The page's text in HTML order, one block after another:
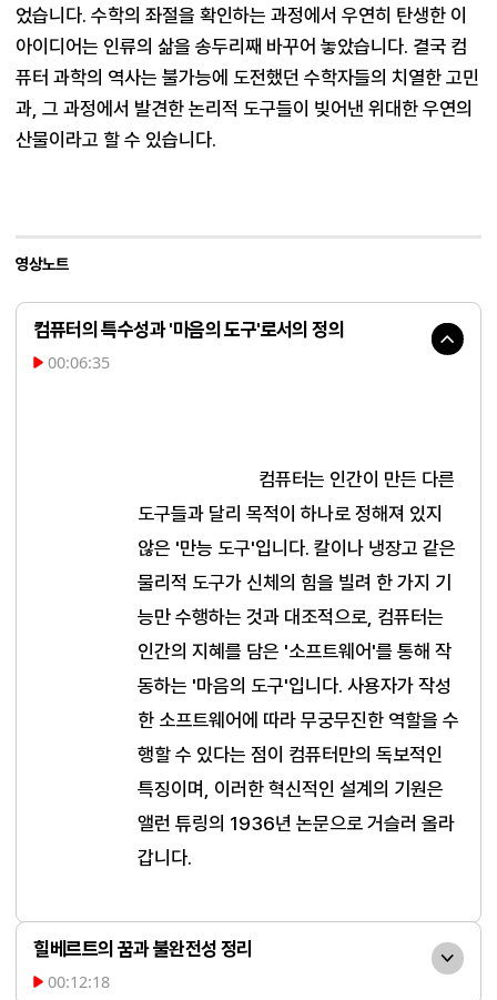
었습니다. 수학의 좌절을 확인하는 과정에서 우연히 탄생한 이
아이디어는 인류의 삶을 송두리째 바꾸어 놓았습니다. 결국 컴
퓨터 과학의 역사는 불가능에 도전했던 수학자들의 치열한 고민
과, 그 과정에서 발견한 논리적 도구들이 빚어낸 위대한 우연의
산물이라고 할 수 있습니다.
영상노트
컴퓨터의 특수성과 '마음의 도구'로서의 정의
00:06:35
컴퓨터는 인간이 만든 다른
도구들과 달리 목적이 하나로 정해져 있지
않은 '만능 도구'입니다. 칼이나 냉장고 같은
물리적 도구가 신체의 힘을 빌려 한 가지 기
능만 수행하는 것과 대조적으로, 컴퓨터는
인간의 지혜를 담은 '소프트웨어'를 통해 작
동하는 '마음의 도구'입니다. 사용자가 작성
한 소프트웨어에 따라 무궁무진한 역할을 수
행할 수 있다는 점이 컴퓨터만의 독보적인
특징이며, 이러한 혁신적인 설계의 기원은
앨런 튜링의 1936년 논문으로 거슬러 올라
갑니다.
힐베르트의 꿈과 불완전성 정리
00:12:18